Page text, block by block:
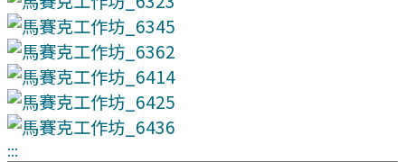
:::